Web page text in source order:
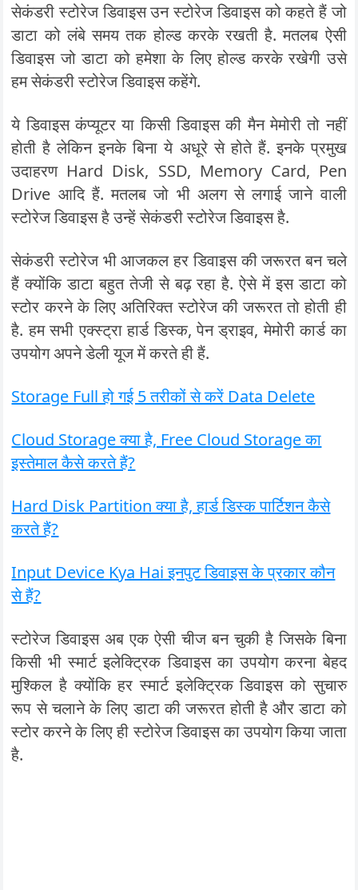
सेकंडरी स्टोरेज डिवाइस उन स्टोरेज डिवाइस को कहते हैं जो
डाटा को लंबे समय तक होल्ड करके रखती है. मतलब ऐसी
डिवाइस जो डाटा को हमेशा के लिए होल्ड करके रखेगी उसे
हम सेकंडरी स्टोरेज डिवाइस कहेंगे.
ये डिवाइस कंप्यूटर या किसी डिवाइस की मैन मेमोरी तो नहीं
होती है लेकिन इनके बिना ये अधूरे से होते हैं. इनके प्रमुख
उदाहरण Hard Disk, SSD, Memory Card, Pen
Drive आदि हैं. मतलब जो भी अलग से लगाई जाने वाली
स्टोरेज डिवाइस है उन्हें सेकंडरी स्टोरेज डिवाइस है.
सेकंडरी स्टोरेज भी आजकल हर डिवाइस की जरूरत बन चले
हैं क्योंकि डाटा बहुत तेजी से बढ़ रहा है. ऐसे में इस डाटा को
स्टोर करने के लिए अतिरिक्त स्टोरेज की जरूरत तो होती ही
है. हम सभी एक्स्ट्रा हार्ड डिस्क, पेन ड्राइव, मेमोरी कार्ड का
उपयोग अपने डेली यूज में करते ही हैं.
Storage Full हो गई 5 तरीकों से करें Data Delete
Cloud Storage क्या है, Free Cloud Storage का
इस्तेमाल कैसे करते हैं?
Hard Disk Partition क्या है, हार्ड डिस्क पार्टिशन कैसे
करते हैं?
Input Device Kya Hai इनपुट डिवाइस के प्रकार कौन
से हैं?
स्टोरेज डिवाइस अब एक ऐसी चीज बन चुकी है जिसके बिना
किसी भी स्मार्ट इलेक्ट्रिक डिवाइस का उपयोग करना बेहद
मुश्किल है क्योंकि हर स्मार्ट इलेक्ट्रिक डिवाइस को सुचारु
रूप से चलाने के लिए डाटा की जरूरत होती है और डाटा को
स्टोर करने के लिए ही स्टोरेज डिवाइस का उपयोग किया जाता
है.